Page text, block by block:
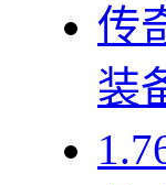
传
装